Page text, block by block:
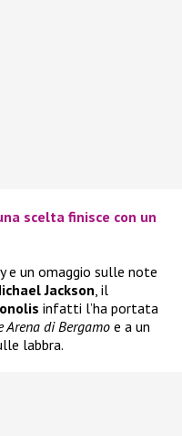
scelta finisce con un
e un omaggio sulle note
Jackson , il
infatti l’ha portata
Arena di Bergamo e a un
labbra.